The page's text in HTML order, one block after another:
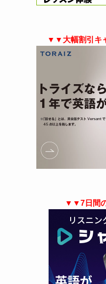
▼▼大幅割引キ
▼▼7日間